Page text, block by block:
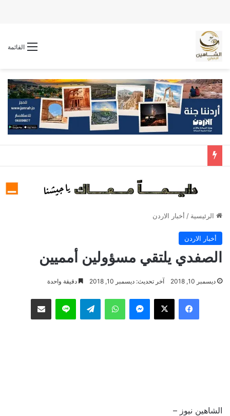
القائمة
الرئيسية / أخبار الاردن
أخبار الاردن
الصفدي يلتقي مسؤولين أمميين
ديسمبر 10, 2018 آخر تحديث: ديسمبر 10, 2018 دقيقة واحدة
فيسبوك ‫X ماسنجر واتساب تيلقرام لاين مشاركة عبر البريد
الشاهين نيوز –